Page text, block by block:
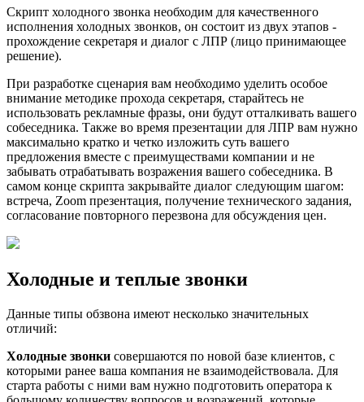
Скрипт холодного звонка необходим для качественного
исполнения холодных звонков, он состоит из двух этапов -
прохождение секретаря и диалог с ЛПР (лицо принимающее
решение).
При разработке сценария вам необходимо уделить особое
внимание методике прохода секретаря, старайтесь не
использовать рекламные фразы, они будут отталкивать вашего
собеседника. Также во время презентации для ЛПР вам нужно
максимально кратко и четко изложить суть вашего
предложения вместе с преимуществами компании и не
забывать отрабатывать возражения вашего собеседника. В
самом конце скрипта закрывайте диалог следующим шагом:
встреча, Zoom презентация, получение технического задания,
согласование повторного перезвона для обсуждения цен.
Холодные и теплые звонки
Данные типы обзвона имеют несколько значительных
отличий:
Холодные звонки совершаются по новой базе клиентов, с
которыми ранее ваша компания не взаимодействовала. Для
старта работы с ними вам нужно подготовить оператора к